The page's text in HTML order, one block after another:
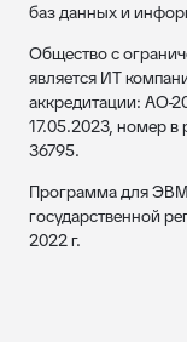
баз данных и
Общество с
является ИТ
аккредитации: АО-
17.05.2023, номер в
36795.
Программа для ЭВМ
государственной
2022 г.